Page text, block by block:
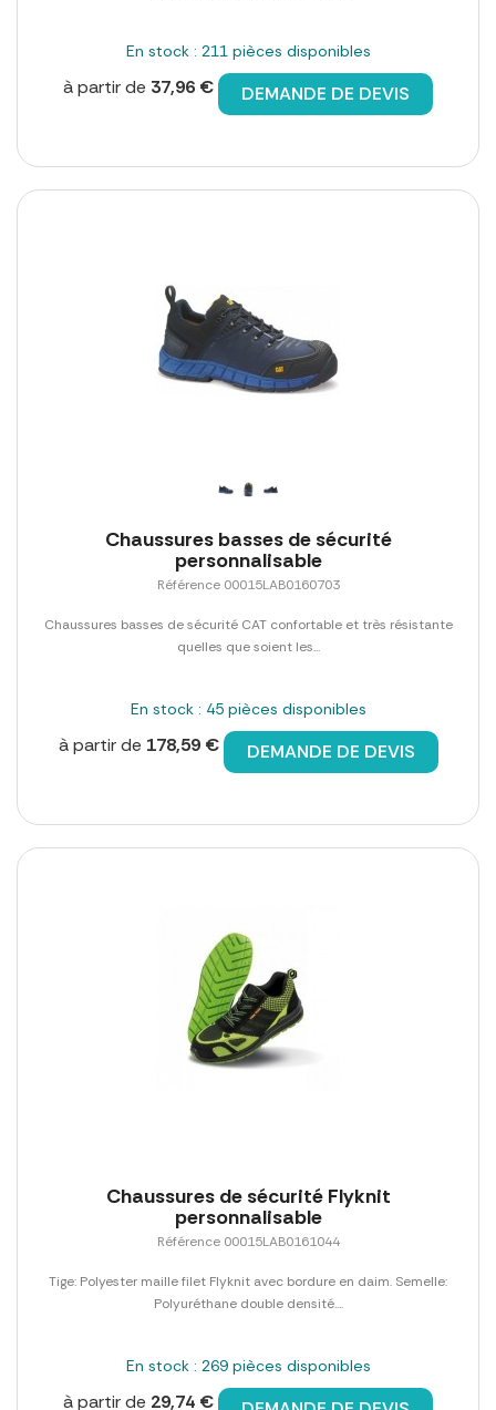
En stock : 211 pièces disponibles
à partir de 37,96 € DEMANDE DE DEVIS
Chaussures basses de sécurité
personnalisable
Référence 00015LAB0160703
Chaussures basses de sécurité CAT confortable et très résistante
quelles que soient les...
En stock : 45 pièces disponibles
à partir de 178,59 € DEMANDE DE DEVIS
Chaussures de sécurité Flyknit
personnalisable
Référence 00015LAB0161044
Tige: Polyester maille filet Flyknit avec bordure en daim. Semelle:
Polyuréthane double densité....
En stock : 269 pièces disponibles
à partir de 29,74 €